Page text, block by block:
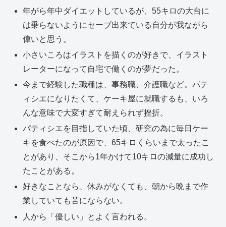
年がら年中ダイエットしているが、55キロの大台に
は乗らないようにセーブ出来ている自分が我ながら
偉いと思う。
小さいころはイラストを描くのが好きで、イラスト
レーターになって自宅で働くのが夢だった。
今まで経験した職種は、事務職、介護職など。パテ
ィシエになりたくて、ケーキ屋に就職するも、いろ
んな意味で大変すぎて耐えられず挫折。
パティシエを目指していた頃、研究の為に毎日ケー
キを食べたのが原因で、65キロくらいまで太ったこ
とがあり、そこから1年かけて10キロの減量に成功し
たことがある。
好きなことなら、休みがなくても、朝から晩まで作
業していても苦にならない。
人から「優しい」とよく言われる。